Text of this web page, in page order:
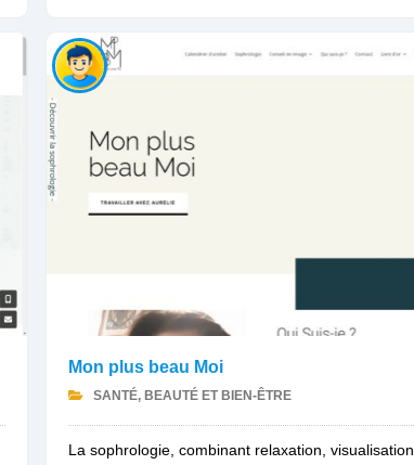
Mon plus beau Moi
SANTÉ, BEAUTÉ ET BIEN-ÊTRE
La sophrologie, combinant relaxation, visualisation